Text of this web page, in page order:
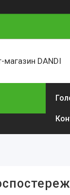
магазин DANDI